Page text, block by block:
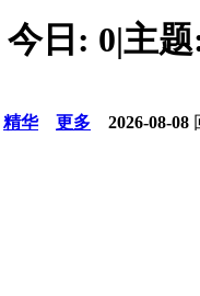
今日: 0|主
精华 更多 2026-08-08